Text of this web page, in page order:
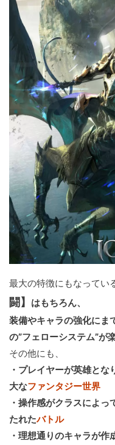
最大の特徴にもなってい
闘】
はもちろん、
装備やキャラの強化にま
の”フェローシステム”が
その他にも、
・プレイヤーが英雄と
大なファンタジー世界
・操作感がクラスによ
たれたバトル
・理想通りのキャラが作